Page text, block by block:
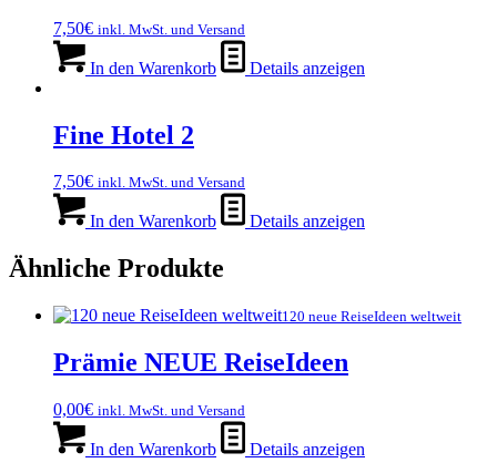
7,50€ inkl. MwSt. und Versand
In den Warenkorb Details anzeigen
Fine Hotel 2
7,50€ inkl. MwSt. und Versand
In den Warenkorb Details anzeigen
Ähnliche Produkte
120 neue ReiseIdeen weltweit
Prämie NEUE ReiseIdeen
0,00€ inkl. MwSt. und Versand
In den Warenkorb Details anzeigen